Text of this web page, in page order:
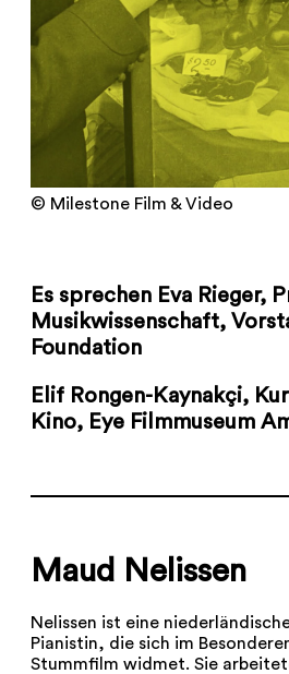
© Milestone Film & Video
Es sprechen Eva Rieger,
Musikwissenschaft,
Foundation
Elif Rongen-Kaynakçi,
Kino, Eye Filmmuseum
Maud Nelissen
Nelissen ist eine
Pianistin, die sich im
Stummfilm widmet. Sie